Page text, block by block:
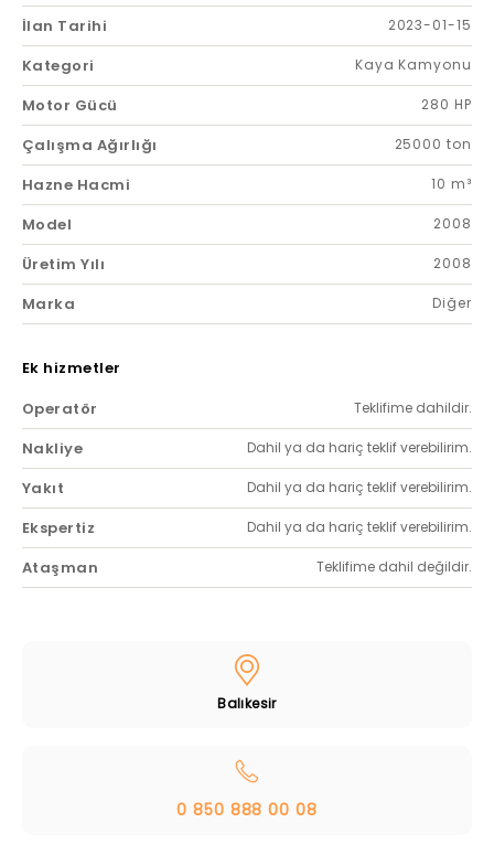
İlan Tarihi 2023-01-15
Kategori Kaya Kamyonu
Motor Gücü 280 HP
Çalışma Ağırlığı 25000 ton
Hazne Hacmi 10 m³
Model 2008
Üretim Yılı 2008
Marka Diğer
Ek hizmetler
Operatör
Teklifime dahildir.
Nakliye Dahil ya da hariç teklif verebilirim.
Yakıt Dahil ya da hariç teklif verebilirim.
Ekspertiz Dahil ya da hariç teklif verebilirim.
Ataşman Teklifime dahil değildir.
Balıkesir
0 850 888 00 08